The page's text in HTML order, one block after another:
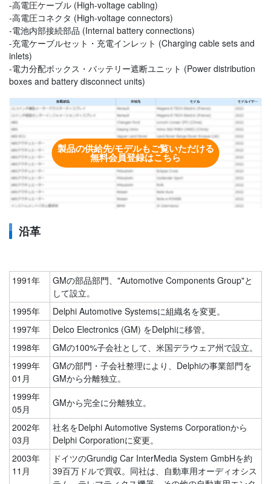
-高電圧ケーブル (High-voltage cabling)
-高電圧コネクタ (High-voltage connectors)
-電池内部接続部品 (Internal battery connections)
-充電ケーブルセット・充電インレット (Charging cable sets and
inlets)
-電力分配ボックス・バッテリー遮断ユニット (Power distribution
boxes and battery disconnect units)
製品の供給先/モデルもご覧いただける
無料会員登録はこちら
沿革
1991年
GMの部品部門、"Automotive Components Group"と
して設立。
1995年
Delphi Automotive Systemsに組織名を変更。
1997年
Delco Electronics (GM) をDelphiに移管。
1998年
GMの100%子会社として、米国デラウェア州で設立。
1999年
01月
GMの部門・子会社整理により、Delphiの事業部門を
GMから分離独立。
1999年
05月
GMから完全に分離独立。
2002年
03月
社名をDelphi Automotive Systems Corporationから
Delphi Corporationに変更。
2003年
11月
ドイツのGrundig Car InterMedia System GmbHを約
39百万ドルで買収。同社は、自動車用オーディオシス